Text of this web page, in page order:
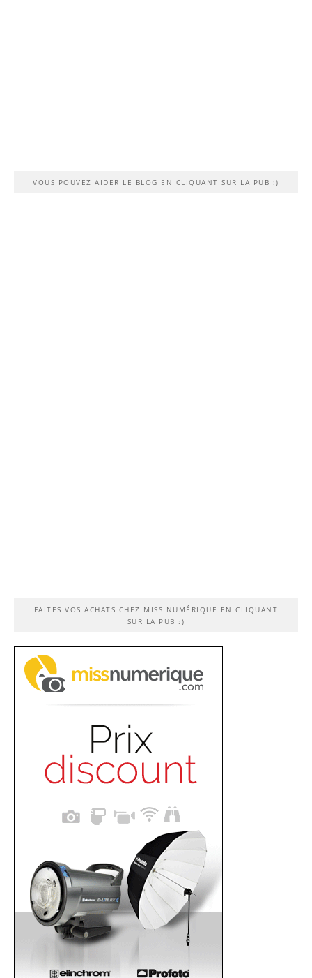
VOUS POUVEZ AIDER LE BLOG EN CLIQUANT SUR LA PUB :)
FAITES VOS ACHATS CHEZ MISS NUMÉRIQUE EN CLIQUANT
SUR LA PUB :)